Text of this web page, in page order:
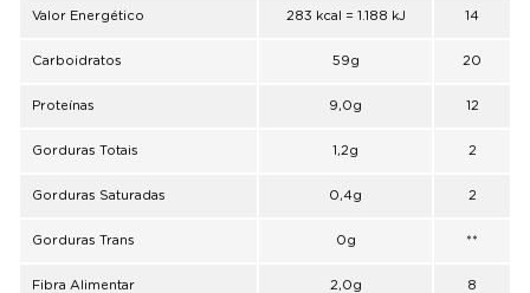
Valor Energético 283 kcal = 1.188 kJ 14
Carboidratos 59g 20
Proteínas 9,0g 12
Gorduras Totais 1,2g 2
Gorduras Saturadas 0,4g 2
Gorduras Trans 0g **
Fibra Alimentar 2,0g 8